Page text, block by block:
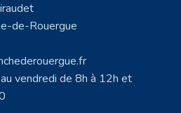
de-Rouergue
vendredi de 8h à 12h et